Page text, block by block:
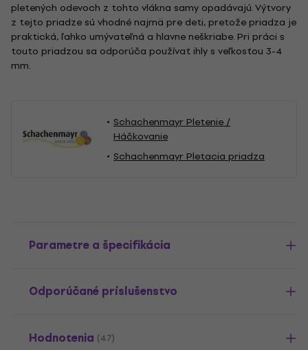
pletených odevoch z tohto vlákna samy opadávajú. Výtvory
z tejto priadze sú vhodné najmä pre deti, pretože priadza je
praktická, ľahko umývateľná a hlavne neškriabe. Pri práci s
touto priadzou sa odporúča používať ihly s veľkosťou 3-4
mm.
Schachenmayr Pletenie /
Háčkovanie
Schachenmayr Pletacia priadza
Parametre a špecifikácia
Odporúčané príslušenstvo
Hodnotenia (47)